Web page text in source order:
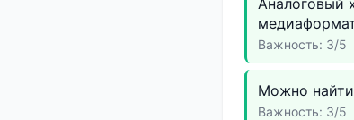
Важность: 3/5
Можно найти
Важность: 3/5